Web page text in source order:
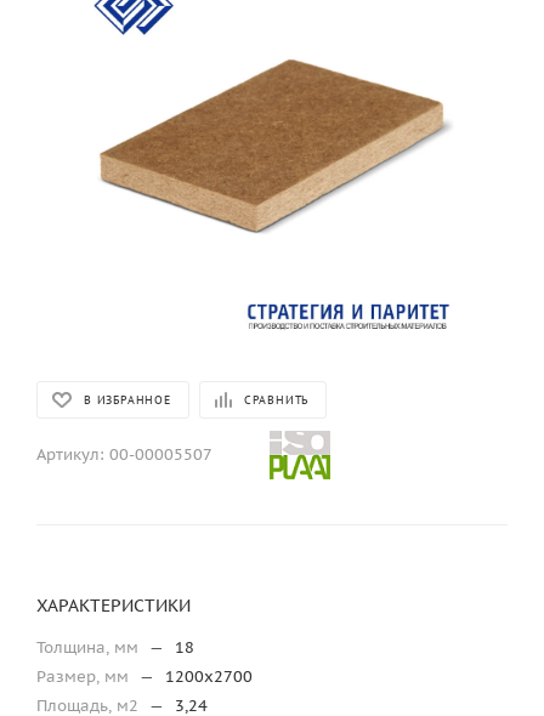
В ИЗБРАННОЕ СРАВНИТЬ
Артикул: 00-00005507
ХАРАКТЕРИСТИКИ
Толщина, мм —
18
Размер, мм
—
1200х2700
Площадь, м2
— 3,24